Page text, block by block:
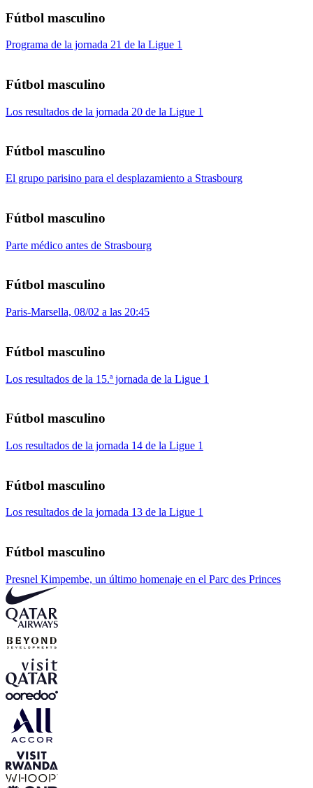
Fútbol masculino
Programa de la jornada 21 de la Ligue 1
Fútbol masculino
Los resultados de la jornada 20 de la Ligue 1
Fútbol masculino
El grupo parisino para el desplazamiento a Strasbourg
Fútbol masculino
Parte médico antes de Strasbourg
Fútbol masculino
Paris-Marsella, 08/02 a las 20:45
Fútbol masculino
Los resultados de la 15.ª jornada de la Ligue 1
Fútbol masculino
Los resultados de la jornada 14 de la Ligue 1
Fútbol masculino
Los resultados de la jornada 13 de la Ligue 1
Fútbol masculino
Presnel Kimpembe, un último homenaje en el Parc des Princes